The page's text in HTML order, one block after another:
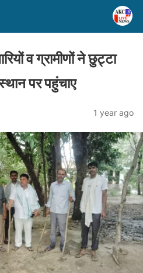
व ग्रामीणों ने छुट्टा
पर पहुंचाए
1 year ago